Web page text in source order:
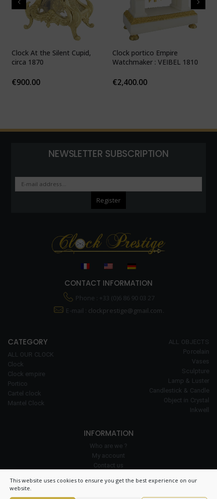
This website uses cookies to ensure you get the best experience on our
website.
Clock At the Silent Cupid,
circa 1870
€900.00
Clock portico Empire
Watchmaker : VEIBEL 1810
€2,400.00
NEWSLETTER SUBSCRIPTION
CONTACT INFORMATION
Phone : +33 (0)6 86 90 03 27
E-mail : clockprestige@gmail.com.
CATEGORY
ALL OUR CLOCK
Clock
Clock empire
Portico
Cartel clock
Mantel Clock
ALL OBJECTS
Porcelain
Vases
Sculpture
Lamp & Luster
Candlestick & Candle
Object in Crystal
Inkwell
INFORMATION
Who are we ?
My account
Contact us
Cookie policy